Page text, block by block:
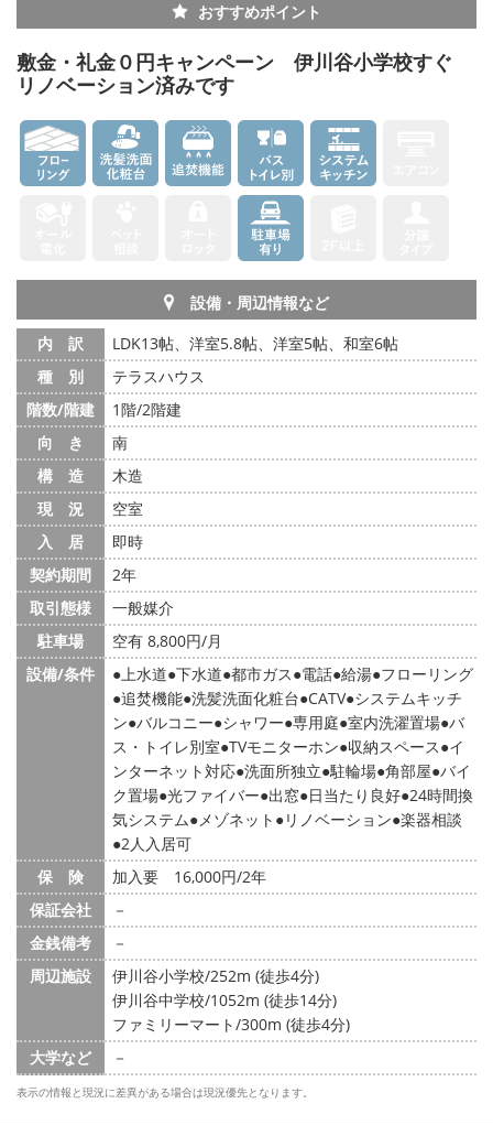
おすすめポイント
敷金・礼金０円キャンペーン 伊川谷小学校すぐ
リノベーション済みです
設備・周辺情報など
内 訳
LDK13帖、洋室5.8帖、洋室5帖、和室6帖
種 別
テラスハウス
階数/階建
1階/2階建
向 き
南
構 造
木造
現 況
空室
入 居
即時
契約期間
2年
取引態様
一般媒介
駐車場
空有 8,800円/月
設備/条件
上水道 下水道 都市ガス 電話 給湯 フローリング
追焚機能 洗髪洗面化粧台 CATV システムキッチ
ン バルコニー シャワー 専用庭 室内洗濯置場 バ
ス・トイレ別室 TVモニターホン 収納スペース イ
ンターネット対応 洗面所独立 駐輪場 角部屋 バイ
ク置場 光ファイバー 出窓 日当たり良好 24時間換
気システム メゾネット リノベーション 楽器相談
2人入居可
保 険
加入要 16,000円/2年
保証会社
－
金銭備考
－
周辺施設
伊川谷小学校/252m (徒歩4分)
伊川谷中学校/1052m (徒歩14分)
ファミリーマート/300m (徒歩4分)
大学など
－
表示の情報と現況に差異がある場合は現況優先となります。